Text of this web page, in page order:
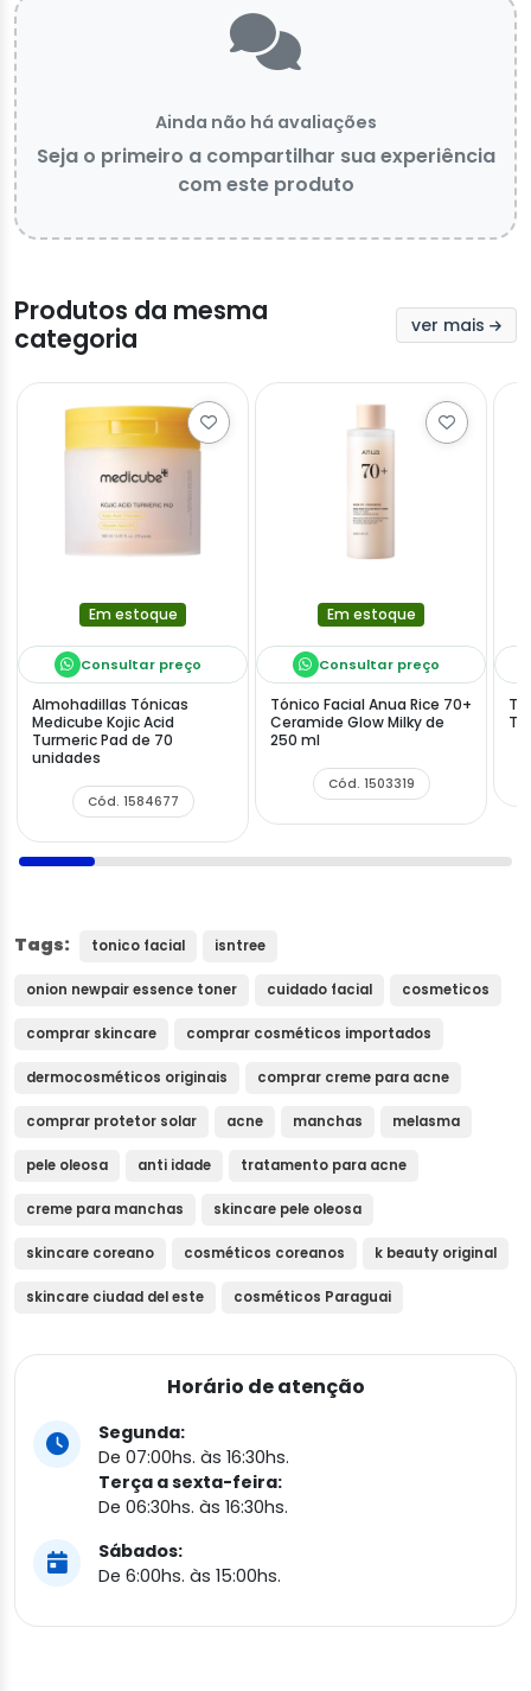
Ainda não há avaliações
Seja o primeiro a compartilhar sua experiência
com este produto
Produtos da mesma
categoria
ver mais
Em estoque
Consultar preço
Almohadillas Tónicas
Medicube Kojic Acid
Turmeric Pad de 70
unidades
Cód. 1584677
Em estoque
Consultar preço
Tónico Facial Anua Rice 70+
Ceramide Glow Milky de
250 ml
Cód. 1503319
Tags: tonico facial isntree
onion newpair essence toner cuidado facial cosmeticos
comprar skincare comprar cosméticos importados
dermocosméticos originais comprar creme para acne
comprar protetor solar acne manchas melasma
pele oleosa anti idade tratamento para acne
creme para manchas skincare pele oleosa
skincare coreano cosméticos coreanos k beauty original
skincare ciudad del este cosméticos Paraguai
Horário de atenção
Segunda:
De 07:00hs. às 16:30hs.
Terça a sexta-feira:
De 06:30hs. às 16:30hs.
Sábados:
De 6:00hs. às 15:00hs.